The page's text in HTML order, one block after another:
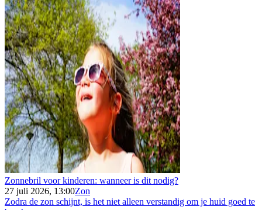
Zonnebril voor kinderen: wanneer is dit nodig?
27 juli 2026, 13:00Zon
Zodra de zon schijnt, is het niet alleen verstandig om je huid goed te